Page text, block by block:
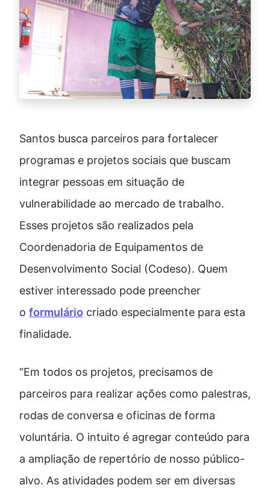
Santos busca parceiros para fortalecer
programas e projetos sociais que buscam
integrar pessoas em situação de
vulnerabilidade ao mercado de trabalho.
Esses projetos são realizados pela
Coordenadoria de Equipamentos de
Desenvolvimento Social (Codeso). Quem
estiver interessado pode preencher
o formulário criado especialmente para esta
finalidade.
“Em todos os projetos, precisamos de
parceiros para realizar ações como palestras,
rodas de conversa e oficinas de forma
voluntária. O intuito é agregar conteúdo para
a ampliação de repertório de nosso público-
alvo. As atividades podem ser em diversas